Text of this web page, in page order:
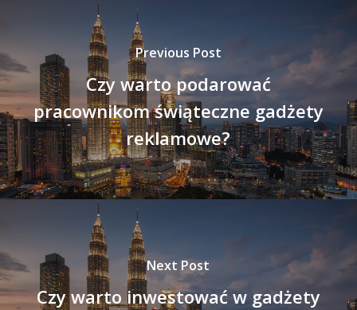
Previous Post
Czy warto podarować
pracownikom świąteczne gadżety
reklamowe?
Next Post
Czy warto inwestować w gadżety